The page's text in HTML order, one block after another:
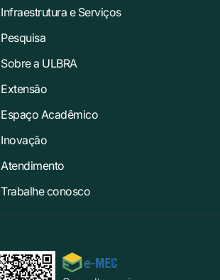
Infraestrutura e Serviços
Pesquisa
Sobre a ULBRA
Extensão
Espaço Acadêmico
Inovação
Atendimento
Trabalhe conosco